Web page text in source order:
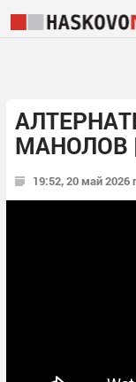
МАНОЛОВ
19:52, 20 май 2026